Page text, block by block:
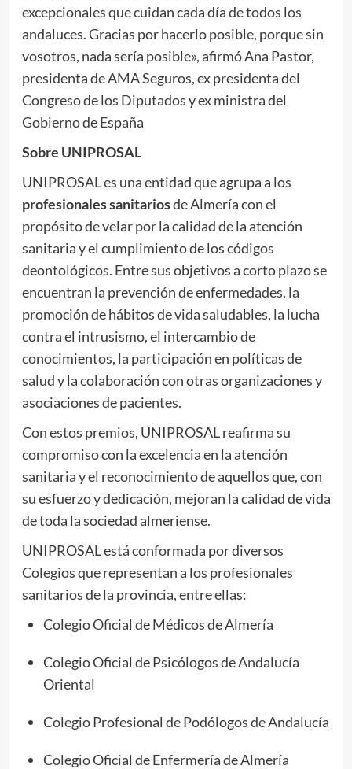
excepcionales que cuidan cada día de todos los
andaluces. Gracias por hacerlo posible, porque sin
vosotros, nada sería posible», afirmó Ana Pastor,
presidenta de AMA Seguros, ex presidenta del
Congreso de los Diputados y ex ministra del
Gobierno de España
Sobre UNIPROSAL
UNIPROSAL es una entidad que agrupa a los
profesionales sanitariosde Almería con el
propósito de velar por la calidad de la atención
sanitaria y el cumplimiento de los códigos
deontológicos. Entre sus objetivos a corto plazo se
encuentran la prevención de enfermedades, la
promoción de hábitos de vida saludables, la lucha
contra el intrusismo, el intercambio de
conocimientos, la participación en políticas de
salud y la colaboración con otras organizaciones y
asociaciones de pacientes.
Con estos premios, UNIPROSAL reafirma su
compromiso con la excelencia en la atención
sanitaria y el reconocimiento de aquellos que, con
su esfuerzo y dedicación, mejoran la calidad de vida
de toda la sociedad almeriense.
UNIPROSAL está conformada por diversos
Colegios que representan a los profesionales
sanitarios de la provincia, entre ellas:
Colegio Oficial de Médicos de Almería
Colegio Oficial de Psicólogos de Andalucía
Oriental
Colegio Profesional de Podólogos de Andalucía
Colegio Oficial de Enfermería de Almería